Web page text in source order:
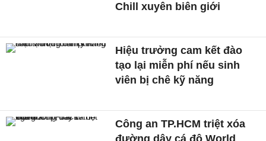
Chill xuyên biên giới
Hiệu trưởng cam kết đào
tạo lại miễn phí nếu sinh
viên bị chê kỹ năng
Công an TP.HCM triệt xóa
đường dây cá độ World